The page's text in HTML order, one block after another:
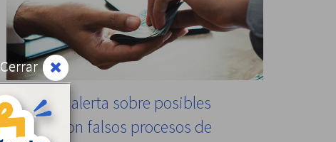
Cerrar